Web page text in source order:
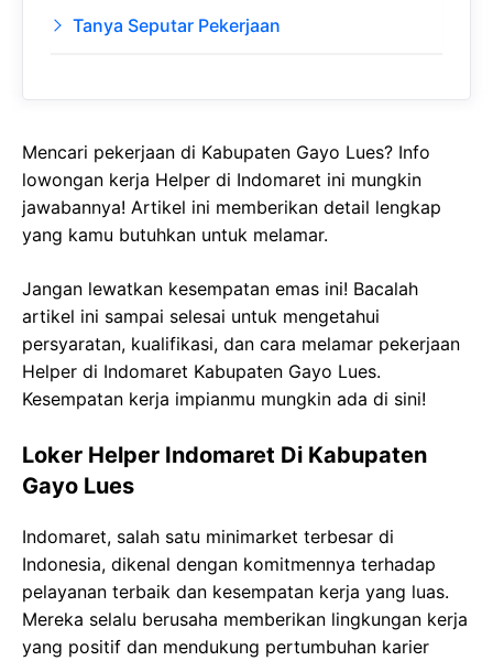
Tanya Seputar Pekerjaan
Mencari pekerjaan di Kabupaten Gayo Lues? Info
lowongan kerja Helper di Indomaret ini mungkin
jawabannya! Artikel ini memberikan detail lengkap
yang kamu butuhkan untuk melamar.
Jangan lewatkan kesempatan emas ini! Bacalah
artikel ini sampai selesai untuk mengetahui
persyaratan, kualifikasi, dan cara melamar pekerjaan
Helper di Indomaret Kabupaten Gayo Lues.
Kesempatan kerja impianmu mungkin ada di sini!
Loker Helper Indomaret Di Kabupaten
Gayo Lues
Indomaret, salah satu minimarket terbesar di
Indonesia, dikenal dengan komitmennya terhadap
pelayanan terbaik dan kesempatan kerja yang luas.
Mereka selalu berusaha memberikan lingkungan kerja
yang positif dan mendukung pertumbuhan karier